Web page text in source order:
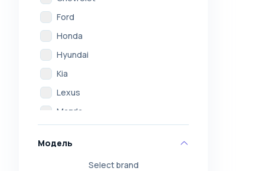
Ford
Honda
Hyundai
Kia
Lexus
Mazda
Mitsubishi
Модель
Select brand